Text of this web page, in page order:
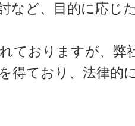
など、目的に応じ
ておりますが、弊
を得ており、法律的